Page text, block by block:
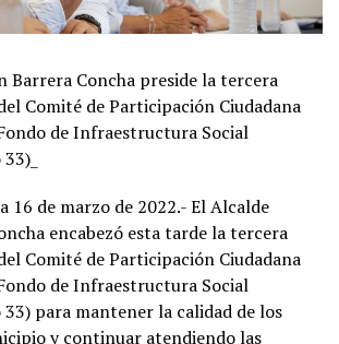
Barrera Concha preside la tercera
Comité de Participación Ciudadana
de Infraestructura Social
16 de marzo de 2022.- El Alcalde
encabezó esta tarde la tercera
Comité de Participación Ciudadana
de Infraestructura Social
para mantener la calidad de los
y continuar atendiendo las